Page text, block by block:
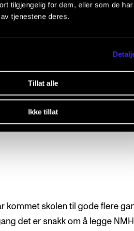
tilgjengelig for dem, eller som de
tjenestene deres.
Tillat alle
Ikke tillat
kommet skolen til gode flere
det er snakk om å legge